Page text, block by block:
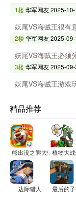
1楼华军网友2025-
妖尾VS海贼王很有
2楼华军网友2025-
妖尾VS海贼王必须
3楼华军网友2025-
妖尾VS海贼王游戏
精品推荐
熊出没之熊大快跑植物大
边际猎人 最后的